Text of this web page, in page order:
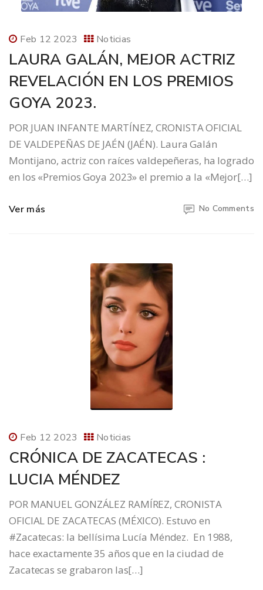
Feb 12 2023 Noticias
LAURA GALÁN, MEJOR ACTRIZ
REVELACIÓN EN LOS PREMIOS
GOYA 2023.
POR JUAN INFANTE MARTÍNEZ, CRONISTA OFICIAL
DE VALDEPEÑAS DE JAÉN (JAÉN). Laura Galán
Montijano, actriz con raíces valdepeñeras, ha logrado
en los «Premios Goya 2023» el premio a la «Mejor[…]
Ver más No Comments
Feb 12 2023 Noticias
CRÓNICA DE ZACATECAS :
LUCIA MÉNDEZ
POR MANUEL GONZÁLEZ RAMÍREZ, CRONISTA
OFICIAL DE ZACATECAS (MÉXICO). Estuvo en
#Zacatecas: la bellísima Lucía Méndez. En 1988,
hace exactamente 35 años que en la ciudad de
Zacatecas se grabaron las[…]